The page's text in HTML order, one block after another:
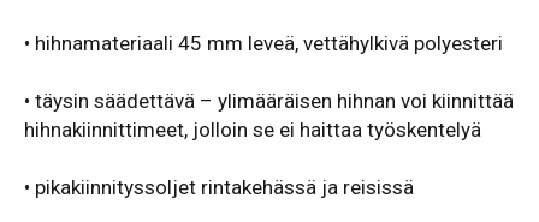
• hihnamateriaali 45 mm leveä, vettähylkivä polyesteri
• täysin säädettävä – ylimääräisen hihnan voi kiinnittää
hihnakiinnittimeet, jolloin se ei haittaa työskentelyä
• pikakiinnityssoljet rintakehässä ja reisissä